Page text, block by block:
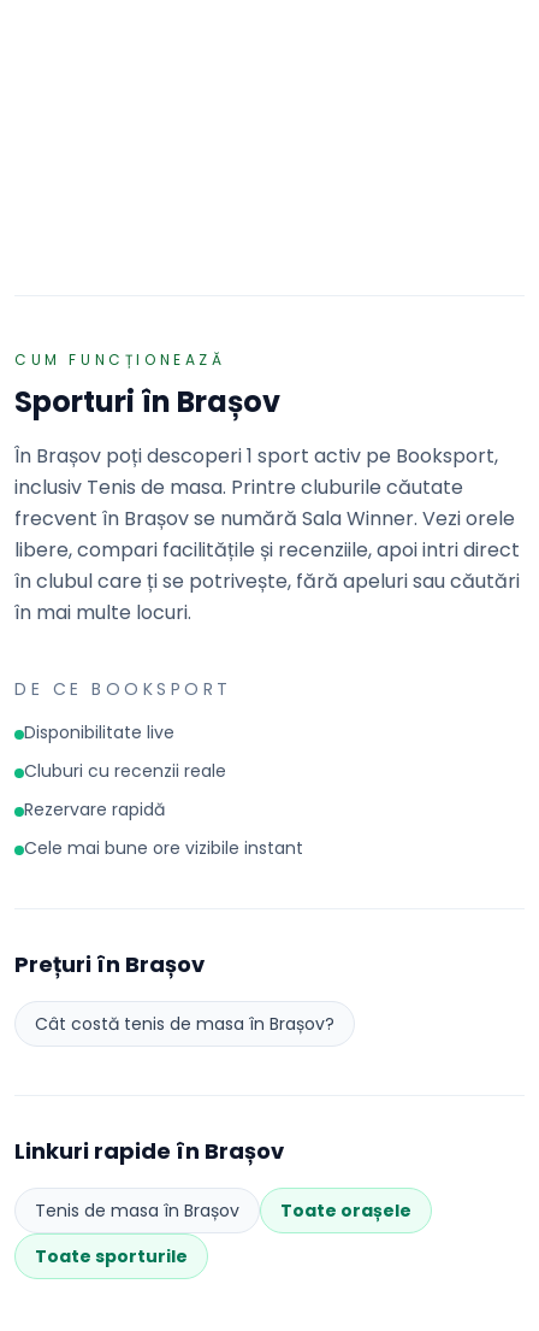
CUM FUNCȚIONEAZĂ
Sporturi în Brașov
În Brașov poți descoperi 1 sport activ pe Booksport,
inclusiv Tenis de masa. Printre cluburile căutate
frecvent în Brașov se numără Sala Winner. Vezi orele
libere, compari facilitățile și recenziile, apoi intri direct
în clubul care ți se potrivește, fără apeluri sau căutări
în mai multe locuri.
DE CE BOOKSPORT
Disponibilitate live
Cluburi cu recenzii reale
Rezervare rapidă
Cele mai bune ore vizibile instant
Prețuri în Brașov
Cât costă tenis de masa în Brașov?
Linkuri rapide în Brașov
Tenis de masa în Brașov
Toate orașele
Toate sporturile